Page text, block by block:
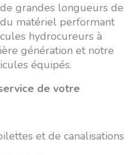
grandes longueurs de
matériel performant
hydrocureurs à
génération et notre
équipés.
de votre
et de canalisations